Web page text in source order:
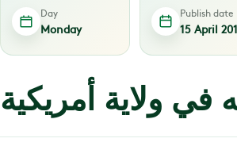
Day
Monday
Publish date
15 April
في ولاية أمريكية